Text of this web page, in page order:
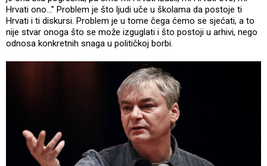
Hrvati ono...” Problem je što ljudi uče u školama da postoje ti
Hrvati i ti diskursi. Problem je u tome čega ćemo se sjećati, a to
nije stvar onoga što se može izguglati i što postoji u arhivi, nego
odnosa konkretnih snaga u političkoj borbi.